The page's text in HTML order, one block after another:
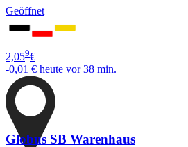
Geöffnet
2,059€
-0,01 € heute vor 38 min.
Globus SB Warenhaus